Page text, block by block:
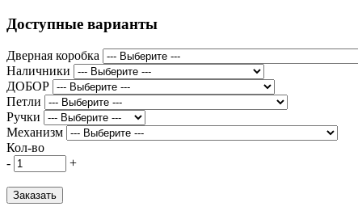
Доступные варианты
Дверная коробка
Наличники
ДОБОР
Петли
Ручки
Механизм
Кол-во
-
+
Заказать